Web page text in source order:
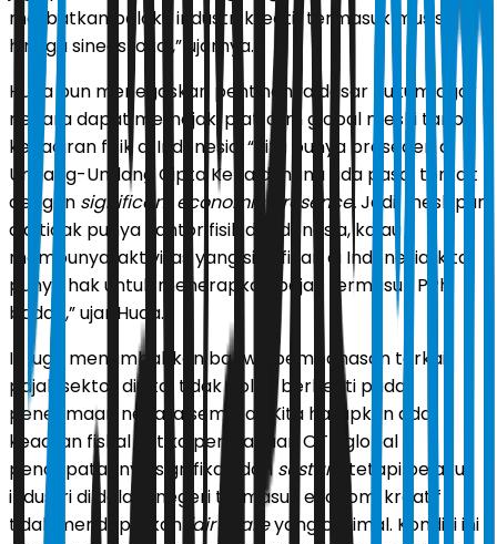
melibatkan pelaku industri kreatif termasuk musisi
hingga sineas lokal,” ujarnya.
Huda pun menegaskan pentingnya dasar hukum agar
negara dapat memajaki platform global meski tanpa
kehadiran fisik di Indonesia. “Kita punya preseden di
Undang-Undang Cipta Kerja dimana ada pasal terkait
dengan significant economic presence.Jadi, meskipun
dia tidak punya kantor fisik di Indonesia, kalau
mempunyai aktivitas yang signifikan di Indonesia, kita
punya hak untuk menerapkan pajak termasuk PPh
badan,” ujar Huda.
Ia juga menambahkan bahwa pembahasan terkait
pajak sektor digital tidak boleh berhenti pada
penerimaan negara semata. “Kita harapkan ada
keadilan fiskal ketika perusahaan OTT global
pendapatannya signifikan dansustain
, tetapi pelaku
industri di dalam negeri termasuk ekonomi kreatif
tidak mendapatkan fair shareyang optimal. Kondisi ini